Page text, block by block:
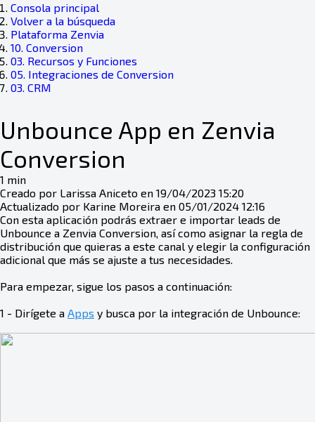
Consola principal
Volver a la búsqueda
Plataforma Zenvia
10. Conversion
03. Recursos y Funciones
05. Integraciones de Conversion
03. CRM
Unbounce App en Zenvia
Conversion
1 min
Creado por Larissa Aniceto en 19/04/2023 15:20
Actualizado por Karine Moreira en 05/01/2024 12:16
Con esta aplicación podrás extraer e importar leads de
Unbounce a Zenvia Conversion, así como asignar la regla de
distribución que quieras a este canal y elegir la configuración
adicional que más se ajuste a tus necesidades.
Para empezar, sigue los pasos a continuación:
1 - Dirígete a Apps y busca por la integración de Unbounce: